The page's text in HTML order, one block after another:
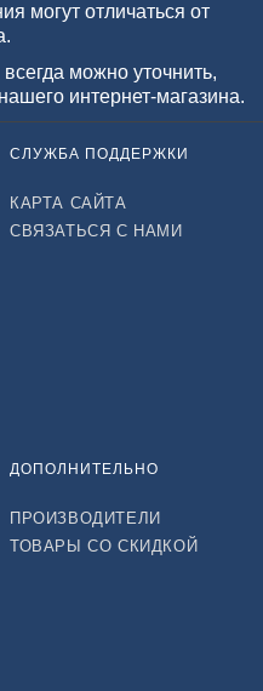
могут отличаться от
можно уточнить,
интернет-магазина.
СЛУЖБА ПОДДЕРЖКИ
КАРТА САЙТА
СВЯЗАТЬСЯ С НАМИ
ДОПОЛНИТЕЛЬНО
ПРОИЗВОДИТЕЛИ
ТОВАРЫ СО СКИДКОЙ